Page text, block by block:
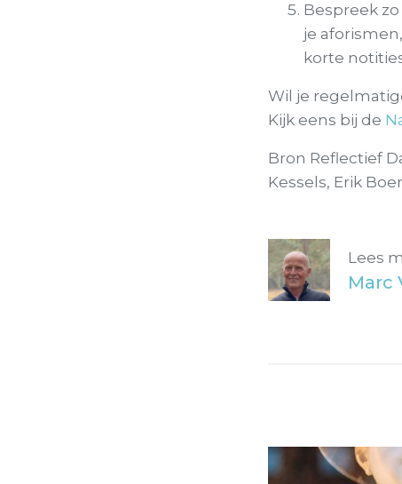
Bespreek
je
korte
Wil je
Kijk eens bij de
Bron Reflectief
Kessels, Erik
Lees
Marc